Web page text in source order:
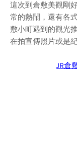
這次到倉敷美觀剛
常的熱鬧，還有各
敷小町遇到的觀光
在拍宣傳照片或是
JR倉